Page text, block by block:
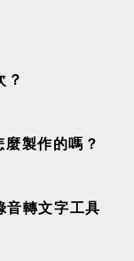
？
製作的嗎？
轉文字工具